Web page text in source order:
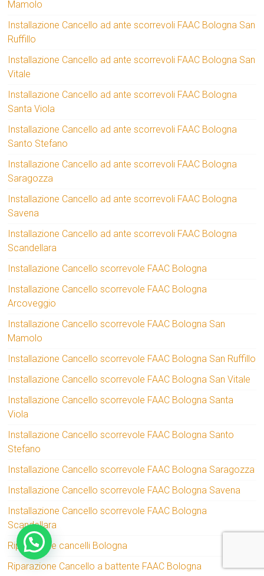
Mamolo
Installazione Cancello ad ante scorrevoli FAAC Bologna San
Ruffillo
Installazione Cancello ad ante scorrevoli FAAC Bologna San
Vitale
Installazione Cancello ad ante scorrevoli FAAC Bologna
Santa Viola
Installazione Cancello ad ante scorrevoli FAAC Bologna
Santo Stefano
Installazione Cancello ad ante scorrevoli FAAC Bologna
Saragozza
Installazione Cancello ad ante scorrevoli FAAC Bologna
Savena
Installazione Cancello ad ante scorrevoli FAAC Bologna
Scandellara
Installazione Cancello scorrevole FAAC Bologna
Installazione Cancello scorrevole FAAC Bologna
Arcoveggio
Installazione Cancello scorrevole FAAC Bologna San
Mamolo
Installazione Cancello scorrevole FAAC Bologna San Ruffillo
Installazione Cancello scorrevole FAAC Bologna San Vitale
Installazione Cancello scorrevole FAAC Bologna Santa
Viola
Installazione Cancello scorrevole FAAC Bologna Santo
Stefano
Installazione Cancello scorrevole FAAC Bologna Saragozza
Installazione Cancello scorrevole FAAC Bologna Savena
Installazione Cancello scorrevole FAAC Bologna
Scandellara
Riparazione cancelli Bologna
Riparazione Cancello a battente FAAC Bologna